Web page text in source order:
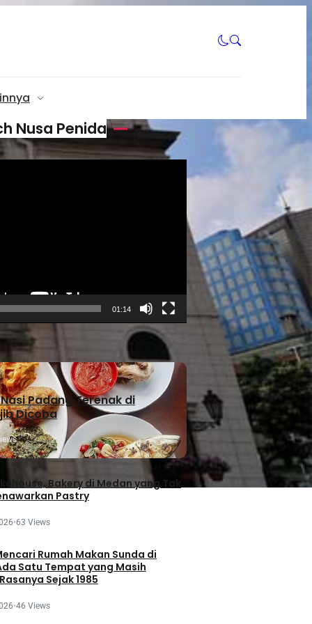
Nusa Penida
01:14
Padang Terenak di
Dicoba
Bakery di Medan yang Tak
Pastry
•63 Views
Rumah Makan Sunda di
Satu Tempat yang Masih
Sejak 1985
•46 Views